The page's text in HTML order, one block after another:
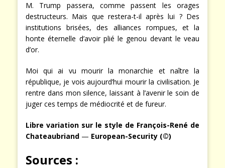
M. Trump passera, comme passent les orages
destructeurs. Mais que restera-t-il après lui ? Des
institutions brisées, des alliances rompues, et la
honte éternelle d’avoir plié le genou devant le veau
d’or.
Moi qui ai vu mourir la monarchie et naître la
république, je vois aujourd’hui mourir la civilisation. Je
rentre dans mon silence, laissant à l’avenir le soin de
juger ces temps de médiocrité et de fureur.
Libre variation sur le style de François-René de
Chateaubriand — European-Security (©)
Sources :